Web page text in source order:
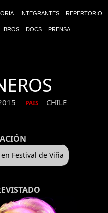
INTEGRANTES REPERTORIO
LIBROS DOCS PRENSA
PAIS CHILE
Festival de Viña